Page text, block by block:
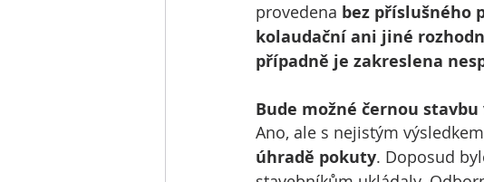
provedena bez příslušného
kolaudační ani jiné
případně je zakreslena
Bude možné černou
Ano, ale s nejistým
úhradě pokuty. Doposud